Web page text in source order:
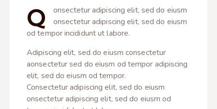
Q
onsectetur adipiscing elit, sed do eiusm
onsectetur adipiscing elit, sed do eiusm
od tempor incididunt ut labore.
Adipiscing elit, sed do eiusm consectetur
aonsectetur sed do eiusm od tempor adipiscing
elit, sed do eiusm od tempor.
Consectetur adipiscing elit, sed do eiusm
onsectetur adipiscing elit, sed do eiusm od